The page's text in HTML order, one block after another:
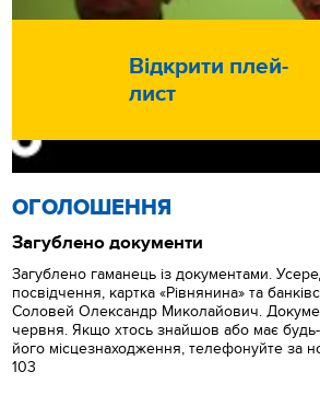
Відкрити плей-
лист
ОГОЛОШЕННЯ
Загублено документи
Загублено гаманець із документами.
посвідчення, картка «Рівнянина» та
Соловей Олександр Миколайович.
червня. Якщо хтось знайшов або має
його місцезнаходження, телефонуйте за
103